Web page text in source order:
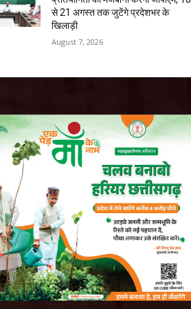
से 21 अगस्त तक जुटेंगे प्रदेशभर के
खिलाड़ी
August 7, 2026